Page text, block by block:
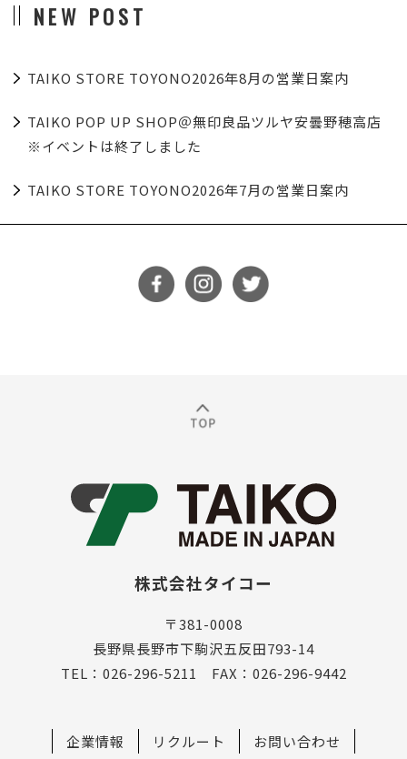
NEW POST
TAIKO STORE TOYONO2026年8月の営業日案内
TAIKO POP UP SHOP＠無印良品ツルヤ安曇野穂高店
※イベントは終了しました
TAIKO STORE TOYONO2026年7月の営業日案内
株式会社タイコー
〒381-0008
長野県長野市下駒沢五反田793-14
TEL：026-296-5211 FAX：026-296-9442
企業情報 リクルート お問い合わせ